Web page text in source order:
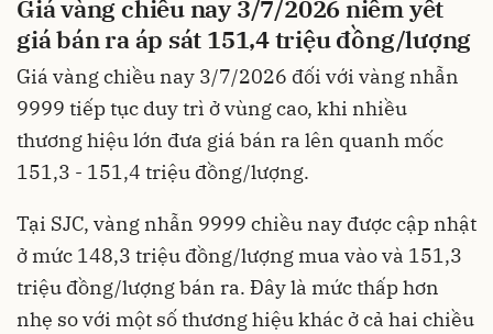
Giá vàng chiều nay 3/7/2026 niêm yết
giá bán ra áp sát 151,4 triệu đồng/lượng
Giá vàng chiều nay 3/7/2026 đối với vàng nhẫn
9999 tiếp tục duy trì ở vùng cao, khi nhiều
thương hiệu lớn đưa giá bán ra lên quanh mốc
151,3 - 151,4 triệu đồng/lượng.
Tại SJC, vàng nhẫn 9999 chiều nay được cập nhật
ở mức 148,3 triệu đồng/lượng mua vào và 151,3
triệu đồng/lượng bán ra. Đây là mức thấp hơn
nhẹ so với một số thương hiệu khác ở cả hai chiều